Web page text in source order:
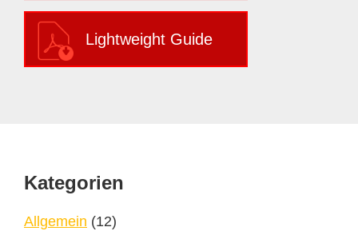
Lightweight Guide
Footer
Kategorien
Allgemein (12)